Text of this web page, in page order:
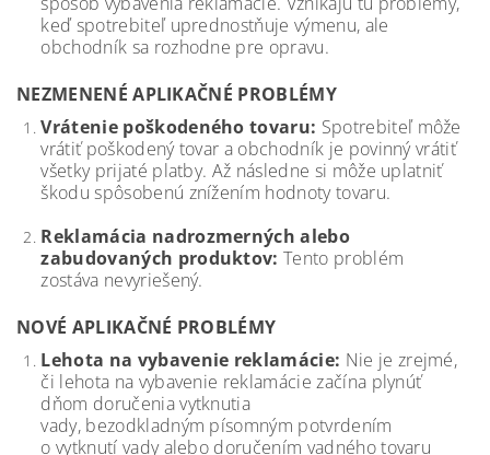
keď spotrebiteľ uprednostňuje výmenu, ale
obchodník sa rozhodne pre opravu.
NEZMENENÉ APLIKAČNÉ PROBLÉMY
Vrátenie poškodeného tovaru: Spotrebiteľ môže
vrátiť poškodený tovar a obchodník je povinný vrátiť
všetky prijaté platby. Až následne si môže uplatniť
škodu spôsobenú znížením hodnoty tovaru.
Reklamácia nadrozmerných alebo
zabudovaných produktov: Tento problém
zostáva nevyriešený.
NOVÉ APLIKAČNÉ PROBLÉMY
Lehota na vybavenie reklamácie: Nie je zrejmé,
či lehota na vybavenie reklamácie začína plynúť
dňom doručenia vytknutia
vady, bezodkladným písomným potvrdením
o vytknutí vady alebo doručením vadného tovaru